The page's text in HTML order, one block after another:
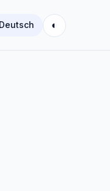
Deutsch ◐